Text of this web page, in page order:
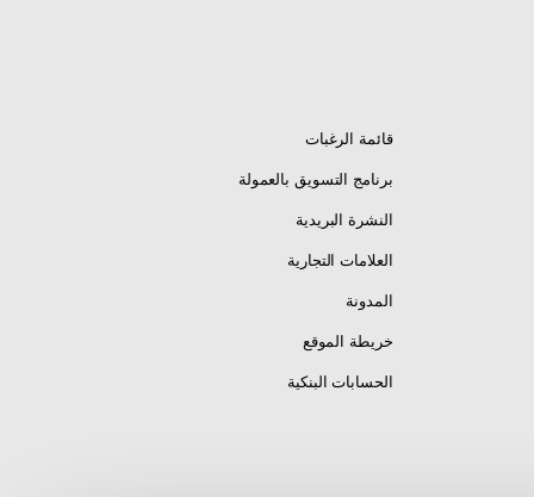
قائمة الرغبات
برنامج التسويق بالعمولة
النشرة البريدية
العلامات التجارية
المدونة
خريطة الموقع
الحسابات البنكية